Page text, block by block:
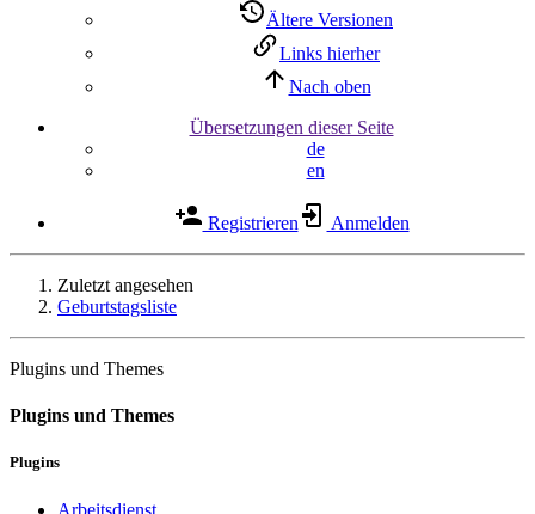
Ältere Versionen
Links hierher
Nach oben
Übersetzungen dieser Seite
de
en
Registrieren Anmelden
Zuletzt angesehen
Geburtstagsliste
Plugins und Themes
Plugins und Themes
Plugins
Arbeitsdienst